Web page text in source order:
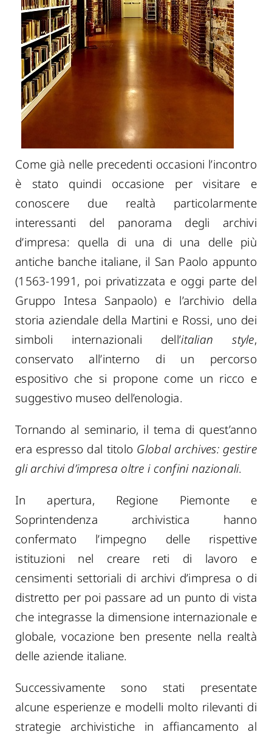
Come già nelle precedenti occasioni l’incontro
è stato quindi occasione per visitare e
conoscere due realtà particolarmente
interessanti del panorama degli archivi
d’impresa: quella di una di una delle più
antiche banche italiane, il San Paolo appunto
(1563-1991, poi privatizzata e oggi parte del
Gruppo Intesa Sanpaolo) e l’archivio della
storia aziendale della Martini e Rossi, uno dei
simboli internazionali dell’italian style,
conservato all’interno di un percorso
espositivo che si propone come un ricco e
suggestivo museo dell’enologia.
Tornando al seminario, il tema di quest’anno
era espresso dal titolo Global archives: gestire
gli archivi d’impresa oltre i confini nazionali.
In apertura, Regione Piemonte e
Soprintendenza archivistica hanno
confermato l’impegno delle rispettive
istituzioni nel creare reti di lavoro e
censimenti settoriali di archivi d’impresa o di
distretto per poi passare ad un punto di vista
che integrasse la dimensioneinternazionale e
globale, vocazione ben presente nella realtà
delle aziende italiane.
Successivamente sono stati presentate
alcune esperienze e modelli molto rilevanti di
strategie archivistiche in affiancamento al